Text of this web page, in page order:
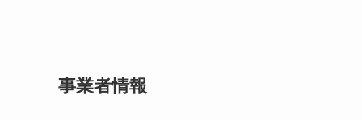
事業者情報